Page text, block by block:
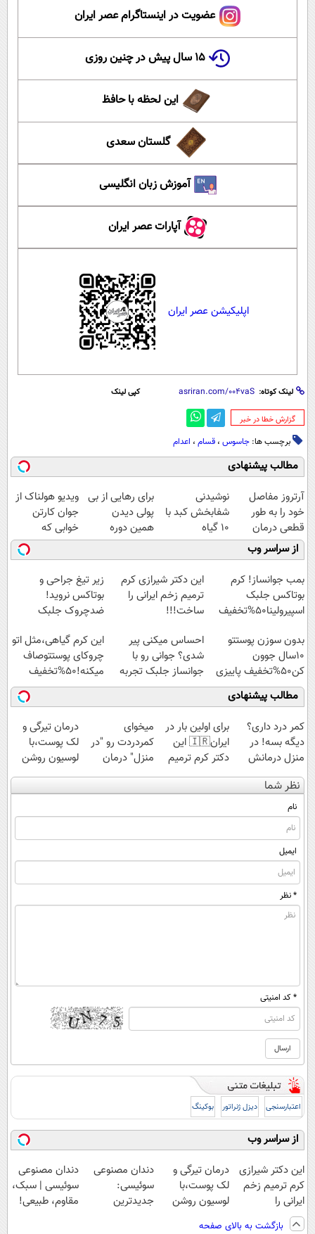
عضویت در اینستاگرام عصر ایران
۱۵ سال پیش در چنین روزی
این لحظه با حافظ
گلستان سعدی
آموزش زبان انگلیسی
آپارات عصر ایران
اپلیکیشن عصر ایران
لینک کوتاه: کپی لینک
‌گزارش خطا در خبر
برچسب ها: جاسوس ، قسام ، اعدام
مطالب پیشنهادی
آرتروز مفاصل
خود را به طور
قطعی درمان
کنید!
◗پرسش‌نامه◖
نوشیدنی
شفابخش کبد با
10 گیاه
موثر(تخفیف تا
امشب)
برای رهایی از بی
پولی دیدن
همین دوره
رایگان کافیه!
(شمارتو وارد کن)
ویدیو هولناک از
جوان کارتن
خوابی که
میلیاردر شد.
آموزش رایگان
از سراسر وب
بمب جوانساز! کرم
بوتاکس جلبک
اسپیرولینا50%تخفیف
این دکتر شیرازی کرم
ترمیم زخم ایرانی را
ساخت!!!
زیر تیغ جراحی و
بوتاکس نروید!
ضدچروک جلبک
بدون سوزن پوستتو
10سال جوون
کن50%تخفیف پاییزی
احساس میکنی پیر
شدی؟ جوانی رو با
جوانساز جلبک تجربه
کن
این کرم گیاهی،مثل اتو
چروکای پوستتوصاف
میکنه!50%تخفیف
مطالب پیشنهادی
کمر درد داری؟
دیگه بسه! در
منزل درمانش
کن
(◀پرسش‌نامه)
برای اولین بار در
ایران🇮🇷 این
دکتر کرم ترمیم
کننده 23 روزه
ساخت!
میخوای
کمردردت رو "در
منزل" درمان
کنی؟ (◂فیلم +
◂پرسش‌نامه)
درمان تیرگی و
لک پوست،با
لوسیون روشن
کننده ویتامین c!
نظر شما
نام
ایمیل
* نظر
* کد امنیتی
اعتبارسنجی دیزل ژنراتور بوکینگ
از سراسر وب
این دکتر شیرازی
کرم ترمیم زخم
ایرانی را
ساخت!!!
درمان تیرگی و
لک پوست،با
لوسیون روشن
دندان مصنوعی
سوئیسی:
جدیدترین
دندان مصنوعی
سوئیسی | سبک،
مقاوم، طبیعی!
بازگشت به بالای صفحه